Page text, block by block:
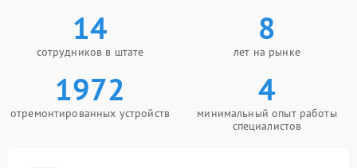
14
сотрудников в штате
8
лет на рынке
1972
отремонтированных устройств
4
минимальный опыт работы
специалистов